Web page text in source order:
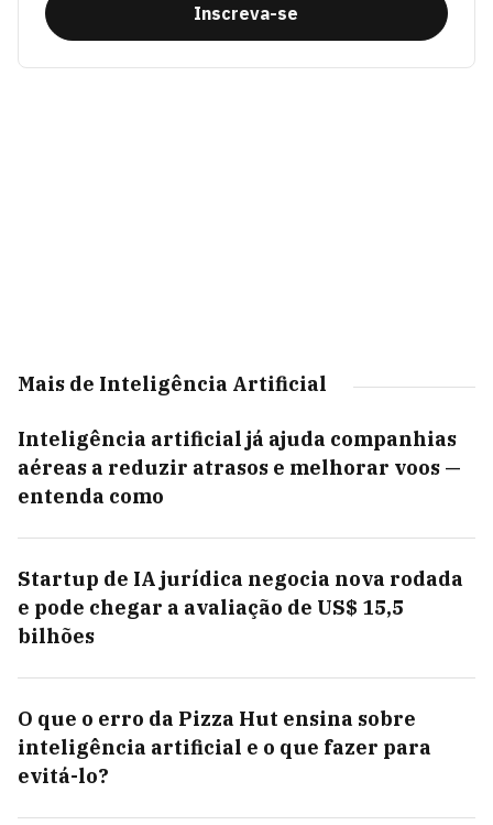
Inscreva-se
Mais de Inteligência Artificial
Inteligência artificial já ajuda companhias
aéreas a reduzir atrasos e melhorar voos —
entenda como
Startup de IA jurídica negocia nova rodada
e pode chegar a avaliação de US$ 15,5
bilhões
O que o erro da Pizza Hut ensina sobre
inteligência artificial e o que fazer para
evitá-lo?